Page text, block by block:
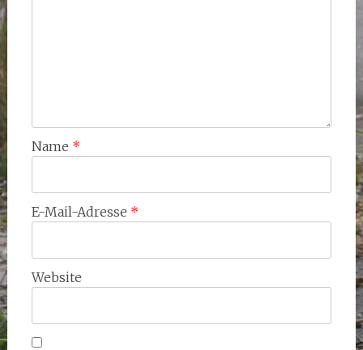
Name *
E-Mail-Adresse *
Website